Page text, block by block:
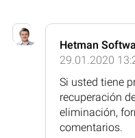
Hetman
29.01.2020
Si usted tiene
recuperación
eliminación,
comentarios.